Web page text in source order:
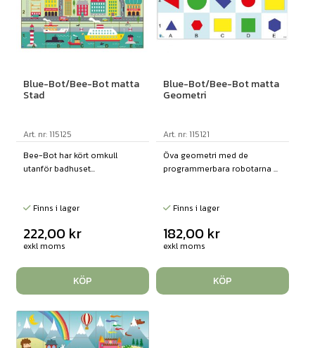
Blue-Bot/Bee-Bot matta
Stad
Art. nr: 115125
Bee-Bot har kört omkull
utanför badhuset...
Finns i lager
222,00 kr
exkl moms
KÖP
Blue-Bot/Bee-Bot matta
Geometri
Art. nr: 115121
Öva geometri med de
programmerbara robotarna ...
Finns i lager
182,00 kr
exkl moms
KÖP